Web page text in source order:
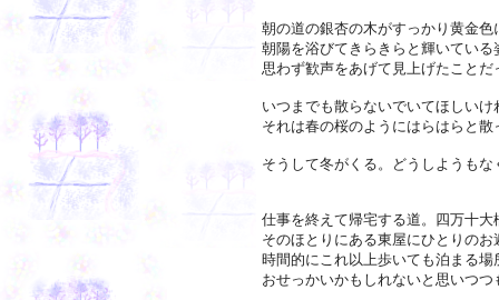
朝の道の銀杏の木がすっかり黄金色
朝陽を浴びてきらきらと輝いている
思わず歓声をあげて見上げたことだ
いつまでも散らないでいてほしいけ
それは春の桜のようにはらはらと散
そうして冬がくる。どうしようもな
仕事を終えて帰宅する道。四万十大
そのほとりにある東屋にひとりの
時間的にこれ以上歩いても泊まる
おせっかいかもしれないと思いつ